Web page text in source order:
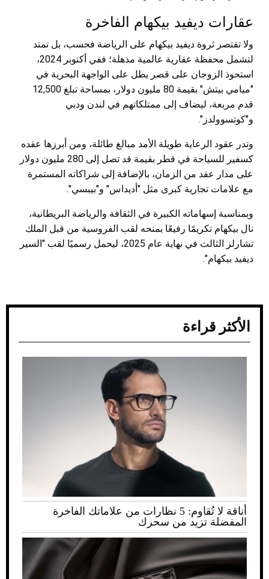
عقارات ديفيد بيكهام الفاخرة
ولا تقتصر ثروة ديفيد بيكهام على الرياضة فحسب، بل تمتد
لتشمل محفظة عقارية عالمية مذهلة؛ ففي أكتوبر 2024،
استحوذ الزوجان على قصر يطل على الواجهة البحرية في
"ميامي بيتش" بقيمة 80 مليون دولار، بمساحة تبلغ 12,500
قدم مربعة، ليضاف إلى ممتلكاتهم في لندن ودبي
و"كوتسوولدز".
وتدر عقود الرعاية طويلة الأمد مبالغ طائلة، ومن أبرزها عقده
كسفير للسياحة في قطر بقيمة قد تصل إلى 280 مليون دولار
على مدار عقد من الزمان، بالإضافة إلى شراكاته المستمرة
مع علامات تجارية كبرى مثل "أديداس" و"بيبسي".
وبمناسبة إسهاماته الكبيرة في الثقافة والرياضة البريطانية،
نال بيكهام تكريمًا رفيعًا بمنحه لقب الفروسية من قبل الملك
تشارلز الثالث في نهاية عام 2025، ليحمل رسميًا لقب "السير
ديفيد بيكهام".
الأكثر قراءة
أناقة لا تُقاوم: 5 نظارات من علاماتك الفاخرة
المفضلة تزيد من سحرك